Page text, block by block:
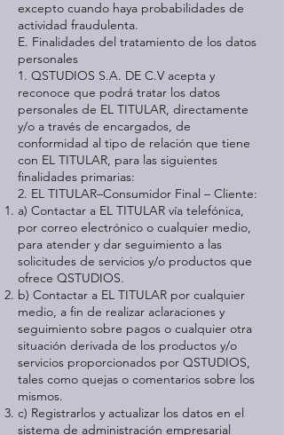
excepto cuando haya probabilidades de
actividad fraudulenta.
E. Finalidades del tratamiento de los datos
personales
1. QSTUDIOS S.A. DE C.V acepta y
reconoce que podrá tratar los datos
personales de EL TITULAR, directamente
y/o a través de encargados, de
conformidad al tipo de relación que tiene
con EL TITULAR, para las siguientes
finalidades primarias:
2. EL TITULAR–Consumidor Final – Cliente:
a) Contactar a EL TITULAR vía telefónica,
por correo electrónico o cualquier medio,
para atender y dar seguimiento a las
solicitudes de servicios y/o productos que
ofrece QSTUDIOS.
b) Contactar a EL TITULAR por cualquier
medio, a fin de realizar aclaraciones y
seguimiento sobre pagos o cualquier otra
situación derivada de los productos y/o
servicios proporcionados por QSTUDIOS,
tales como quejas o comentarios sobre los
mismos.
c) Registrarlos y actualizar los datos en el
sistema de administración empresarial